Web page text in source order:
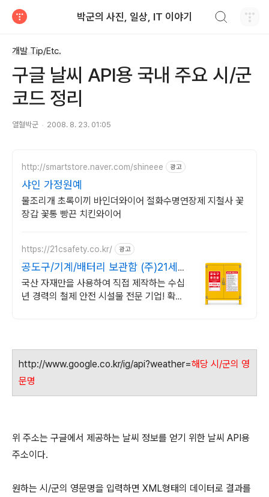
박군의 사진, 일상, IT 이야기
개발 Tip/Etc.
구글 날씨 API용 국내 주요 시/군
코드 정리
열혈박군 2008. 8. 23. 01:05
http://smartstore.naver.com/shineee 광고
샤인 가정원예
물조리개 초록이끼 바인더와이어 절화수명연장제 지철사 꽃
장갑 꽃통 빵끈 치킨와이어
https://21csafety.co.kr/ 광고
공도구/기계/배터리 보관함 (주)21세기
안전산업
국산 자재만을 사용하여 직접 제작하는 수십
년 경력의 철제 안전 시설물 전문 기업! 확산
http://www.google.co.kr/ig/api?weather=해당 시/군의 영
문명
위 주소는 구글에서 제공하는 날씨 정보를 얻기 위한 날씨 API용
주소이다.
원하는 시/군의 영문명을 입력하면 XML형태의 데이터로 결과를